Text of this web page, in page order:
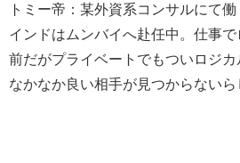
トミー帝：某外資系コンサルにて働
インドはムンバイへ赴任中。仕事
前だがプライベートでもついロジカ
なかなか良い相手が見つからないら